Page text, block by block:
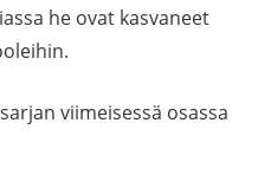
he ovat kasvaneet
viimeisessä osassa